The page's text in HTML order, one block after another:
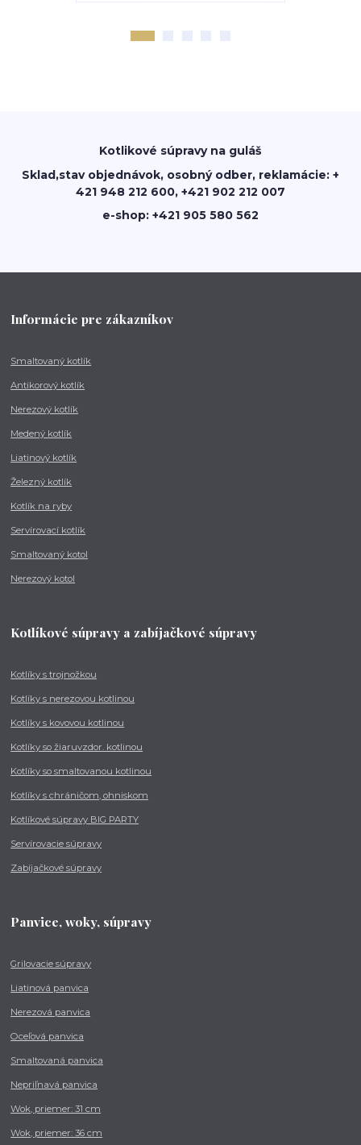
Kotlikové súpravy na guláš
Sklad,stav objednávok, osobný odber, reklamácie: +
421 948 212 600, +421 902 212 007
e-shop: +421 905 580 562
Informácie pre zákazníkov
Smaltovaný kotlík
Antikorový kotlík
Nerezový kotlík
Medený kotlík
Liatinový kotlík
Železný kotlík
Kotlík na ryby
Servírovací kotlík
Smaltovaný kotol
Nerezový kotol
Kotlíkové súpravy a zabíjačkové súpravy
Kotlíky s trojnožkou
Kotlíky s nerezovou kotlinou
Kotlíky s kovovou kotlinou
Kotlíky so žiaruvzdor. kotlinou
Kotlíky so smaltovanou kotlinou
Kotlíky s chráničom, ohniskom
Kotlíkové súpravy BIG PARTY
Servírovacie súpravy
Zabíjačkové súpravy
Panvice, woky, súpravy
Grilovacie súpravy
Liatinová panvica
Nerezová panvica
Oceľová panvica
Smaltovaná panvica
Nepriľnavá panvica
Wok, priemer: 31 cm
Wok, priemer: 36 cm